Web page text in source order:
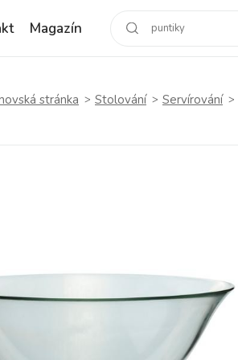
Magazín
stránka Stolování Servírování